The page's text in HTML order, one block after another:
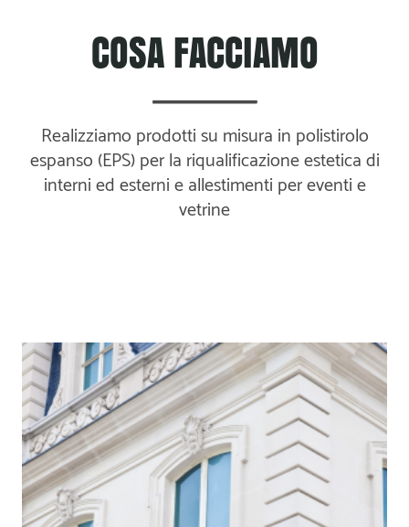
COSA FACCIAMO
Realizziamo prodotti su misura in polistirolo
espanso (EPS) per la riqualificazione estetica di
interni ed esterni e allestimenti per eventi e
vetrine